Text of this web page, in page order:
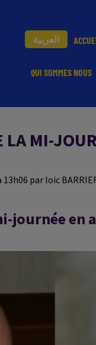
العربية
QUI SOMMES NOUS
LA MI-
par loic
journée en